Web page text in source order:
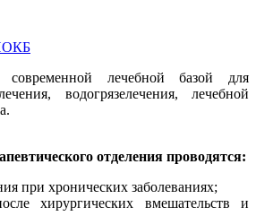
современной лечебной базой для
водогрязелечения, лечебной
отделения проводятся:
при хронических заболеваниях;
хирургических вмешательств и